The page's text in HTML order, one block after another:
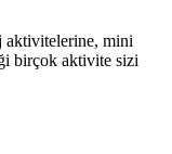
aktivitelerine, mini
birçok aktivite sizi